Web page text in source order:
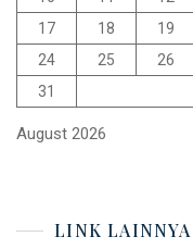
August 2026
17
18 19
24
25 26
31
LINK LAINNYA